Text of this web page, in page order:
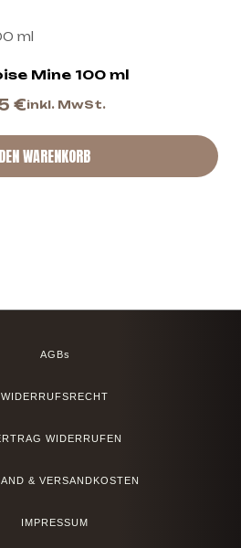
Mine 100 ml
€inkl. MwSt.
WARENKORB
AGBs
WIDERRUFSRECHT
WIDERRUFEN
& VERSANDKOSTEN
IMPRESSUM